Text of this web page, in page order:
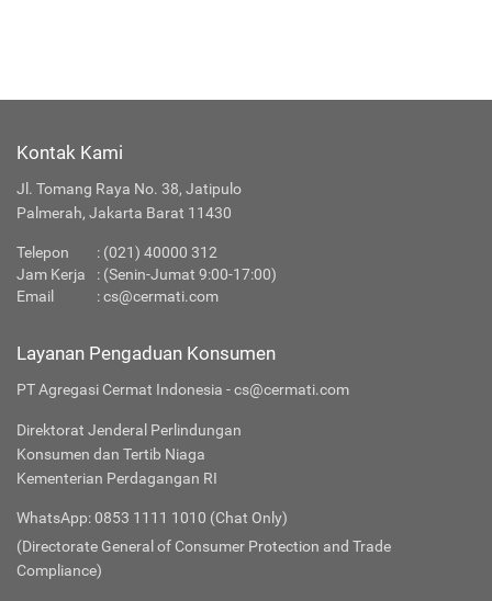
Kontak Kami
Jl. Tomang Raya No. 38, Jatipulo
Palmerah, Jakarta Barat 11430
Telepon : (021) 40000 312
Jam Kerja
: (Senin-Jumat 9:00-17:00)
Email
:cs@cermati.com
Layanan Pengaduan Konsumen
PT Agregasi Cermat Indonesia - cs@cermati.com
Direktorat Jenderal Perlindungan
Konsumen dan Tertib Niaga
Kementerian Perdagangan RI
WhatsApp: 0853 1111 1010 (Chat Only)
(Directorate General of Consumer Protection and Trade
Compliance)